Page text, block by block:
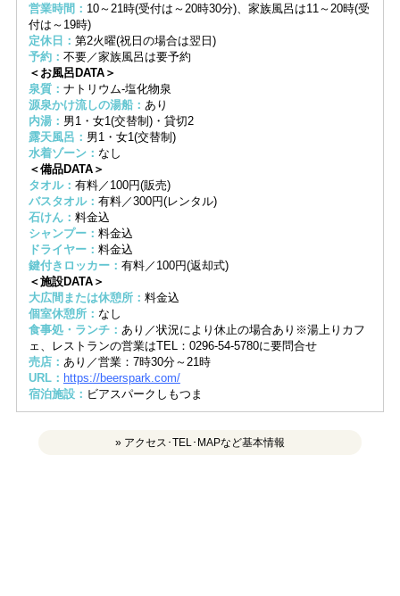
営業時間： 10～21時(受付は～20時30分)、家族風呂は11～20時(受
付は～19時)
定休日： 第2火曜(祝日の場合は翌日)
予約： 不要／家族風呂は要予約
＜お風呂DATA＞
泉質： ナトリウム-塩化物泉
源泉かけ流しの湯船： あり
内湯： 男1・女1(交替制)・貸切2
露天風呂： 男1・女1(交替制)
水着ゾーン： なし
＜備品DATA＞
タオル： 有料／100円(販売)
バスタオル： 有料／300円(レンタル)
石けん： 料金込
シャンプー： 料金込
ドライヤー： 料金込
鍵付きロッカー： 有料／100円(返却式)
＜施設DATA＞
大広間または休憩所： 料金込
個室休憩所： なし
食事処・ランチ： あり／状況により休止の場合あり※湯上りカフ
ェ、レストランの営業はTEL：0296-54-5780に要問合せ
売店： あり／営業：7時30分～21時
URL： https://beerspark.com/
宿泊施設： ビアスパークしもつま
» アクセス･TEL･MAPなど基本情報